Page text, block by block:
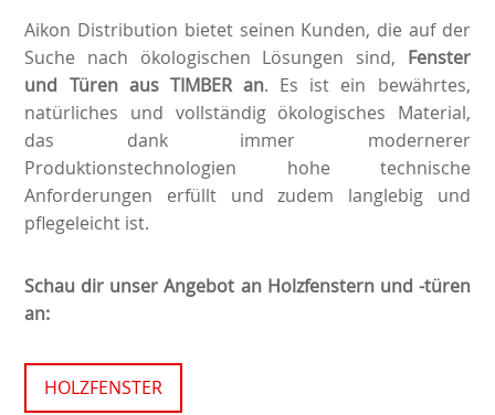
Aikon Distribution bietet seinen Kunden, die auf der
Suche nach ökologischen Lösungen sind, Fenster
und Türen aus TIMBER an. Es ist ein bewährtes,
natürliches und vollständig ökologisches Material,
das dank immer modernerer
Produktionstechnologien hohe technische
Anforderungen erfüllt und zudem langlebig und
pflegeleicht ist.
Schau dir unser Angebot an Holzfenstern und -türen
an:
HOLZFENSTER